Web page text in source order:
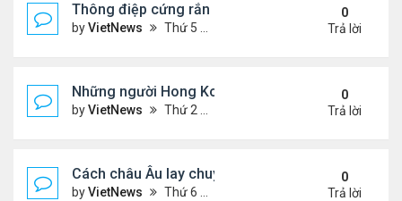
Thông điệp cứng rắn của ông Putin trong xung
byVietNews Thứ 5 Tháng 12 04, 2025 4:20 pm
0
Trả lời
Những người Hong Kong trắng tay sau thảm họa
byVietNews Thứ 2 Tháng 12 01, 2025 5:49 pm
0
Trả lời
Cách châu Âu lay chuyển Mỹ về kế hoạch hòa
byVietNews Thứ 6 Tháng 11 28, 2025 4:28 pm
0
Trả lời